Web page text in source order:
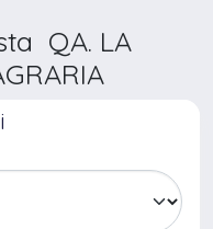
QA. LA